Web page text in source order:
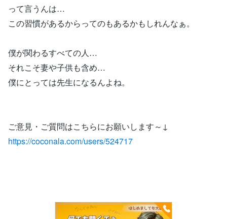
って言うんは…
この習慣があるからってのもあるかもしれんなぁ。
僕が関わるすべての人…
それこそ妻や子供も含め…
僕にとっては先生になるんよね。
ご意見・ご質問はこちらにお願いします～↓
https://coconala.com/users/524717